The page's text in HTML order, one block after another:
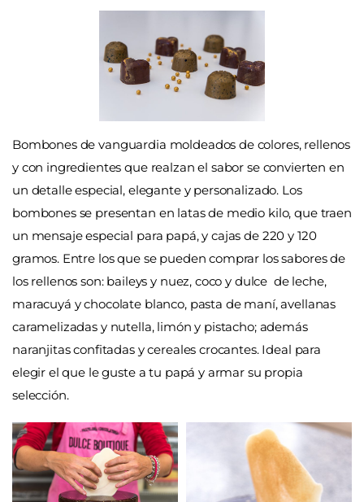
Bombones de vanguardia moldeados de colores, rellenos
y con ingredientes que realzan el sabor se convierten en
un detalle especial, elegante y personalizado. Los
bombones se presentan en latas de medio kilo, que traen
un mensaje especial para papá, y cajas de 220 y 120
gramos. Entre los que se pueden comprar los sabores de
los rellenos son: baileys y nuez, coco y dulce de leche,
maracuyá y chocolate blanco, pasta de maní, avellanas
caramelizadas y nutella, limón y pistacho; además
naranjitas confitadas y cereales crocantes. Ideal para
elegir el que le guste a tu papá y armar su propia
selección.